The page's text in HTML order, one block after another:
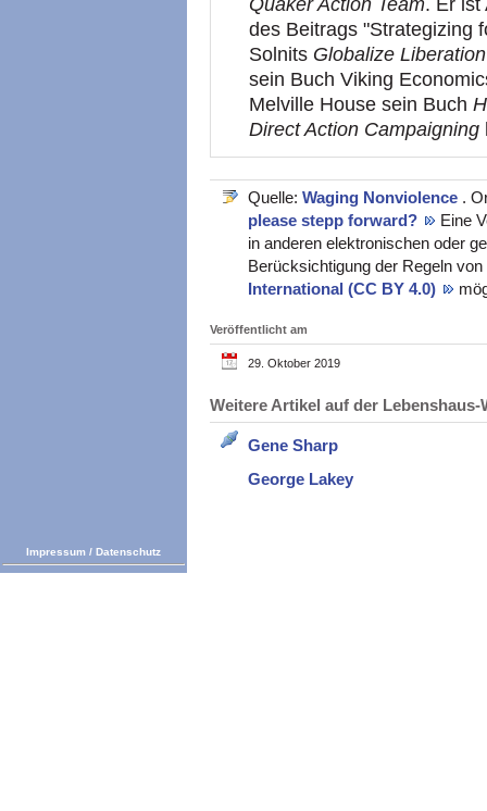
Quaker Action Team. Er ist
des Beitrags "Strategizing
Solnits Globalize Liberation
sein Buch Viking
Melville House sein Buch
Direct Action Campaigning
Quelle: Waging Nonviolence .
please stepp forward?
Eine
in anderen elektronischen oder
Berücksichtigung der Regeln von
International (CC BY 4.0)
Veröffentlicht am
29. Oktober 2019
Weitere Artikel auf der
Gene Sharp
George Lakey
Impressum / Datenschutz